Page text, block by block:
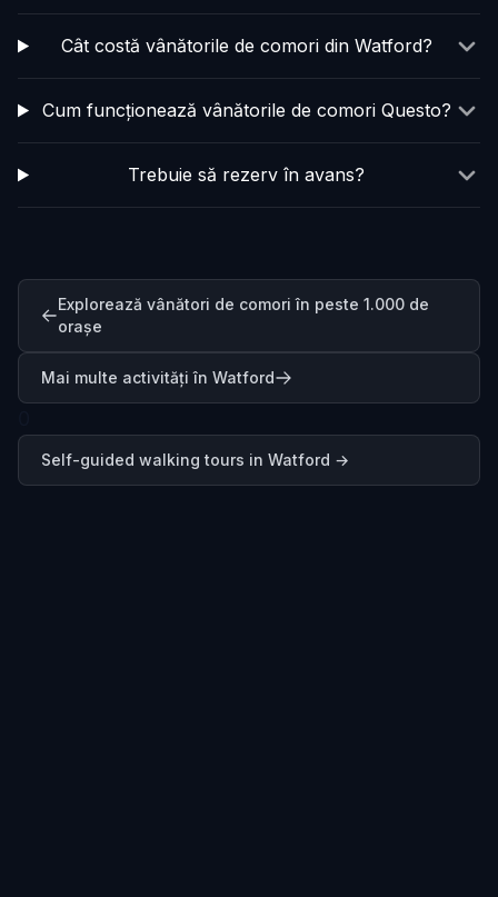
Cât costă vânătorile de comori din Watford?
Cum funcționează vânătorile de comori Questo?
Trebuie să rezerv în avans?
Explorează vânători de comori în peste 1.000 de
orașe
Mai multe activități în Watford
Self-guided walking tours in Watford →